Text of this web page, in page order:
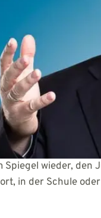
wieder, den
Sport, in